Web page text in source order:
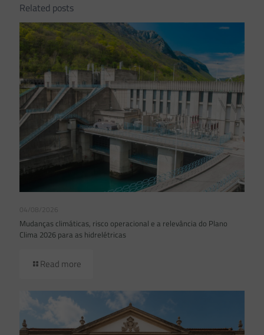
Related posts
04/08/2026
Mudanças climáticas, risco operacional e a relevância do Plano
Clima 2026 para as hidrelétricas
Read more